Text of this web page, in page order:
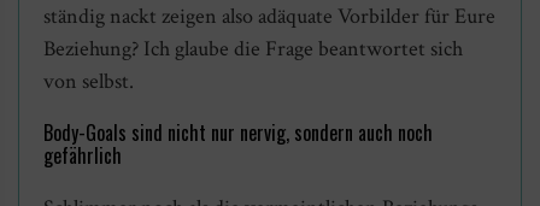
ständig nackt zeigen also adäquate Vorbilder für Eure
Beziehung? Ich glaube die Frage beantwortet sich
von selbst.
Body-Goals sind nicht nur nervig, sondern auch noch
gefährlich